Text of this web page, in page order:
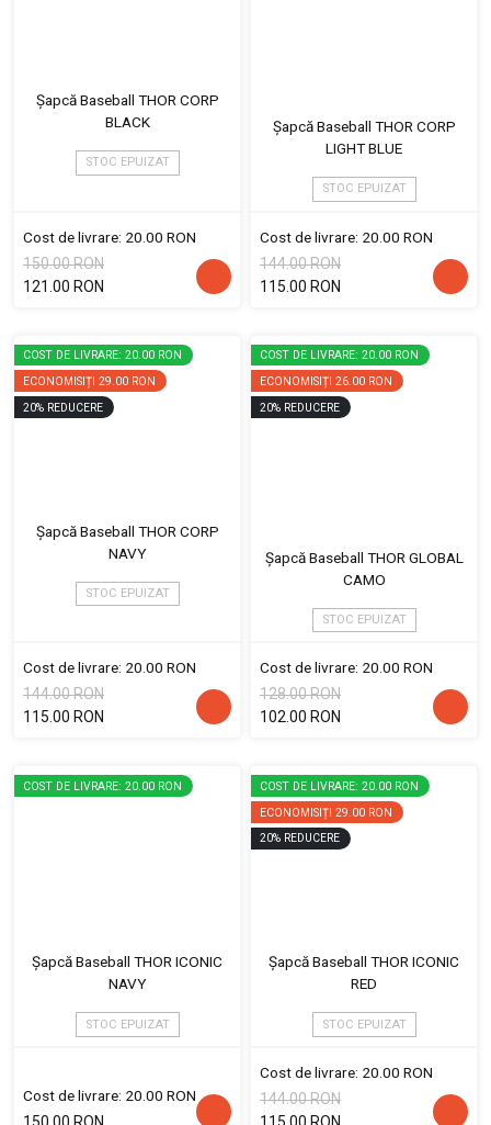
Șapcă Baseball THOR CORP
BLACK
STOC EPUIZAT
Cost de livrare: 20.00 RON
150.00 RON
121.00 RON
Șapcă Baseball THOR CORP
LIGHT BLUE
STOC EPUIZAT
Cost de livrare: 20.00 RON
144.00 RON
115.00 RON
COST DE LIVRARE: 20.00 RON
ECONOMISIȚI 29.00 RON
20% REDUCERE
Șapcă Baseball THOR CORP
NAVY
STOC EPUIZAT
Cost de livrare: 20.00 RON
144.00 RON
115.00 RON
COST DE LIVRARE: 20.00 RON
ECONOMISIȚI 26.00 RON
20% REDUCERE
Șapcă Baseball THOR GLOBAL
CAMO
STOC EPUIZAT
Cost de livrare: 20.00 RON
128.00 RON
102.00 RON
COST DE LIVRARE: 20.00 RON
Șapcă Baseball THOR ICONIC
NAVY
STOC EPUIZAT
Cost de livrare: 20.00 RON
COST DE LIVRARE: 20.00 RON
ECONOMISIȚI 29.00 RON
20% REDUCERE
Șapcă Baseball THOR ICONIC
RED
STOC EPUIZAT
Cost de livrare: 20.00 RON
144.00 RON